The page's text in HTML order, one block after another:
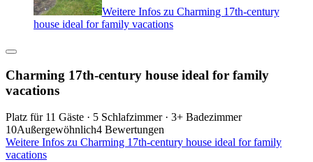
Weitere Infos zu Charming 17th-century
house ideal for family vacations
Charming 17th-century house ideal for family
vacations
Platz für 11 Gäste · 5 Schlafzimmer · 3+ Badezimmer
10Außergewöhnlich4 Bewertungen
Weitere Infos zu Charming 17th-century house ideal for family
vacations